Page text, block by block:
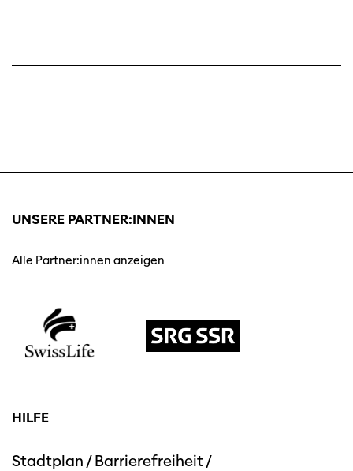
UNSERE PARTNER:INNEN
Alle Partner:innen anzeigen
HILFE
Stadtplan /Barrierefreiheit/